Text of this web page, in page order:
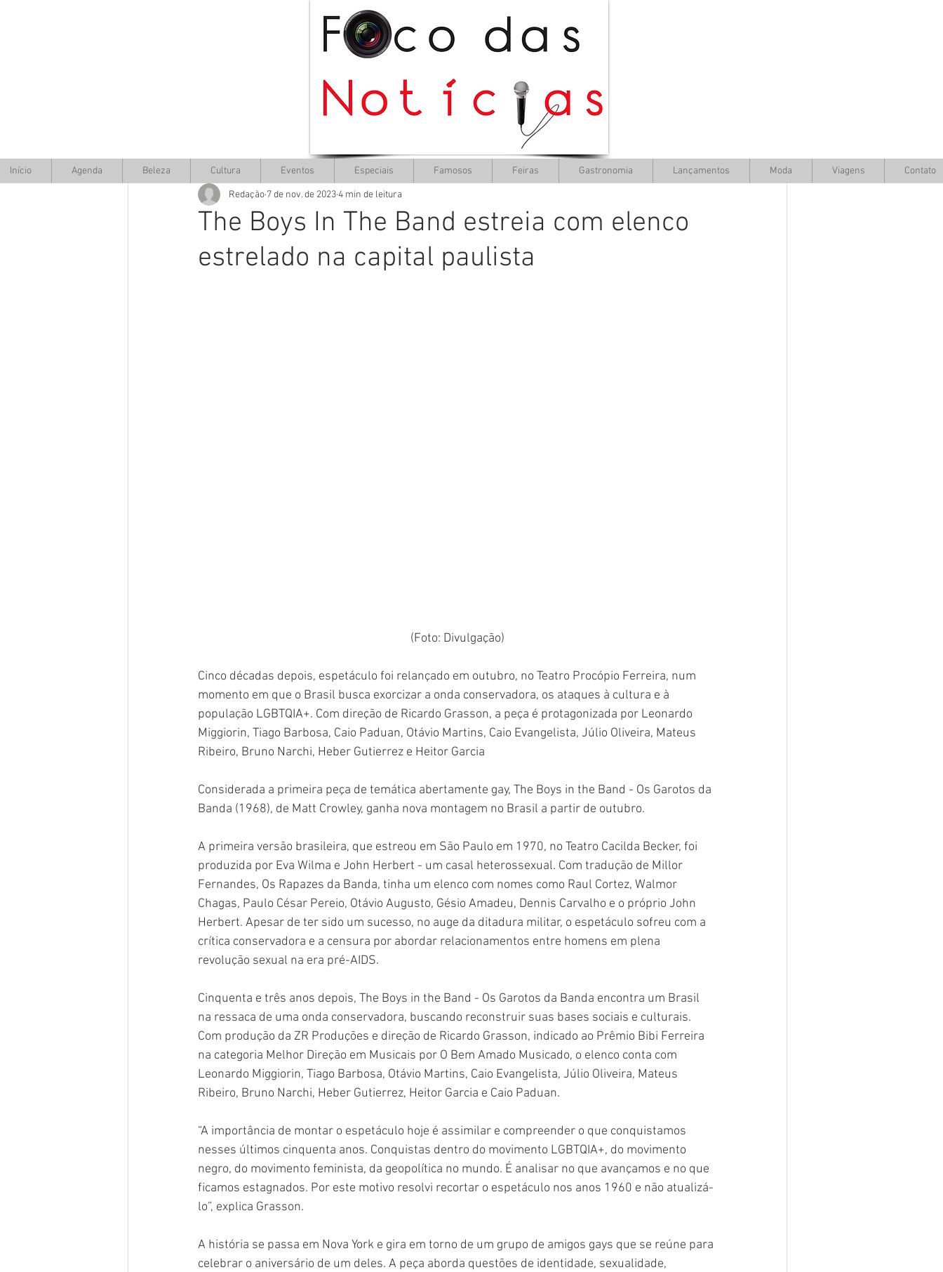
The Boys In The Band estreia com elenco
estrelado na capital paulista
Redação 7 de nov. de 20234 min de leitura
(Foto: Divulgação)
Cinco décadas depois, espetáculo foi relançado em outubro, no Teatro Procópio Ferreira, num
momento em que o Brasil busca exorcizar a onda conservadora, os ataques à cultura e à
população LGBTQIA+. Com direção de Ricardo Grasson, a peça é protagonizada por Leonardo
Miggiorin, Tiago Barbosa, Caio Paduan, Otávio Martins, Caio Evangelista, Júlio Oliveira, Mateus
Ribeiro, Bruno Narchi, Heber Gutierrez e Heitor Garcia
Considerada a primeira peça de temática abertamente gay, The Boys in the Band - Os Garotos da
Banda (1968), de Matt Crowley, ganha nova montagem no Brasil a partir de outubro.
A primeira versão brasileira, que estreou em São Paulo em 1970, no Teatro Cacilda Becker, foi
produzida por Eva Wilma e John Herbert - um casal heterossexual. Com tradução de Millor
Fernandes, Os Rapazes da Banda, tinha um elenco com nomes como Raul Cortez, Walmor
Chagas, Paulo César Pereio, Otávio Augusto, Gésio Amadeu, Dennis Carvalho e o próprio John
Herbert. Apesar de ter sido um sucesso, no auge da ditadura militar, o espetáculo sofreu com a
crítica conservadora e a censura por abordar relacionamentos entre homens em plena
revolução sexual na era pré-AIDS.
Cinquenta e três anos depois, The Boys in the Band - Os Garotos da Banda encontra um Brasil
na ressaca de uma onda conservadora, buscando reconstruir suas bases sociais e culturais.
Com produção da ZR Produções e direção de Ricardo Grasson, indicado ao Prêmio Bibi Ferreira
na categoria Melhor Direção em Musicais por O Bem Amado Musicado, o elenco conta com
Leonardo Miggiorin, Tiago Barbosa, Otávio Martins, Caio Evangelista, Júlio Oliveira, Mateus
Ribeiro, Bruno Narchi, Heber Gutierrez, Heitor Garcia e Caio Paduan.
“A importância de montar o espetáculo hoje é assimilar e compreender o que conquistamos
nesses últimos cinquenta anos. Conquistas dentro do movimento LGBTQIA+, do movimento
negro, do movimento feminista, da geopolítica no mundo. É analisar no que avançamos e no que
ficamos estagnados. Por este motivo resolvi recortar o espetáculo nos anos 1960 e não atualizá-
lo”, explica Grasson.
A história se passa em Nova York e gira em torno de um grupo de amigos gays que se reúne para
celebrar o aniversário de um deles. A peça aborda questões de identidade, sexualidade,
Início Agenda Beleza Cultura Eventos Especiais Famosos Feiras Gastronomia Lançamentos Moda Viagens Contato